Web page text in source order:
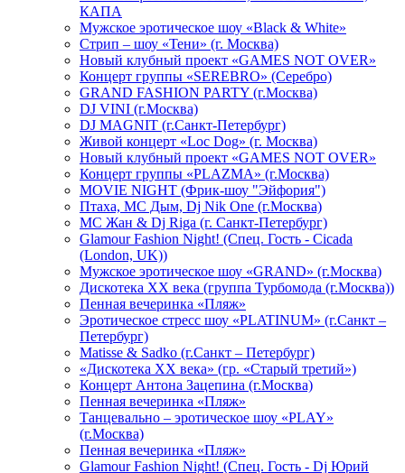
КАПА
Мужское эротическое шоу «Black & White»
Стрип – шоу «Тени» (г. Москва)
Новый клубный проект «GAMES NOT OVER»
Концерт группы «SEREBRO» (Серебро)
GRAND FASHION PARTY (г.Москва)
DJ VINI (г.Москва)
DJ MAGNIT (г.Санкт-Петербург)
Живой концерт «Loc Dog» (г. Москва)
Новый клубный проект «GAMES NOT OVER»
Концерт группы «PLAZMA» (г.Москва)
MOVIE NIGHT (Фрик-шоу "Эйфория")
Птаха, МС Дым, Dj Nik One (г.Москва)
МС Жан & Dj Riga (г. Санкт-Петербург)
Glamour Fashion Night! (Спец. Гость - Cicada
(London, UK))
Мужское эротическое шоу «GRAND» (г.Москва)
Дискотека XX века (группа Турбомода (г.Москва))
Пенная вечеринка «Пляж»
Эротическое стресс шоу «PLATINUM» (г.Санкт –
Петербург)
Matisse & Sadko (г.Санкт – Петербург)
«Дискотека ХХ века» (гр. «Старый третий»)
Концерт Антона Зацепина (г.Москва)
Пенная вечеринка «Пляж»
Танцевально – эротическое шоу «PLAY»
(г.Москва)
Пенная вечеринка «Пляж»
Glamour Fashion Night! (Спец. Гость - Dj Юрий